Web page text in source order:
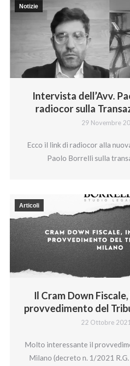
Intervista dell’Avv.
radiocor sulla
29 Novembre
Notizie
Ecco il link di radiocor alla
Paolo Borrelli sulla
Il Cram Down
provvedimento del
22 Ottobre
Articoli
Molto interessante il
Milano (decreto n. 1/2021